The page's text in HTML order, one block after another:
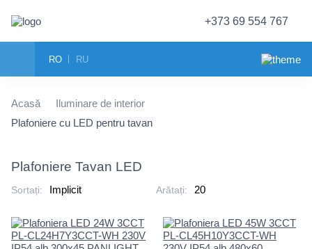
+373 69 554 767
RO RU
Acasă
Iluminare de interior
Plafoniere cu LED pentru tavan
Plafoniere Tavan LED
Sortați: Arătați: